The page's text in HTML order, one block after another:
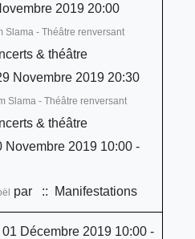
2019 20:00
Slama - Théâtre renversant
& théâtre
Novembre 2019 20:30
Slama - Théâtre renversant
& théâtre
Novembre 2019 10:00 -
par :: Manifestations
Décembre 2019 10:00 -